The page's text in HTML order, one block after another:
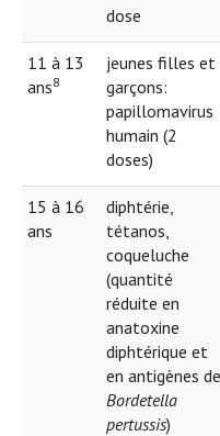
dose
11 à 13
ans8
jeunes filles et
garçons:
papillomavirus
humain (2
doses)
15 à 16
ans
diphtérie,
tétanos,
coqueluche
(quantité
réduite en
anatoxine
diphtérique et
en antigènes de
Bordetella
pertussis)